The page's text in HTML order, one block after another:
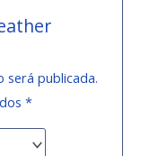
será publicada.
*